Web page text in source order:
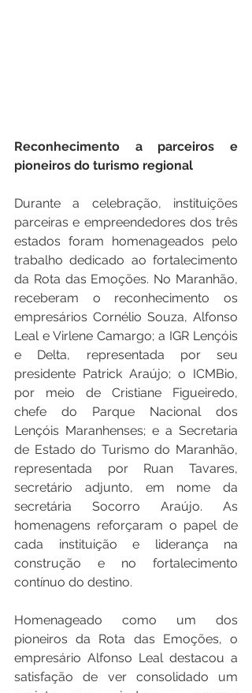
Reconhecimento a parceiros e
pioneiros do turismo regional
Durante a celebração, instituições
parceiras e empreendedores dos três
estados foram homenageados pelo
trabalho dedicado ao fortalecimento
da Rota das Emoções. No Maranhão,
receberam o reconhecimento os
empresários Cornélio Souza, Alfonso
Leal e Virlene Camargo; a IGR Lençóis
e Delta, representada por seu
presidente Patrick Araújo; o ICMBio,
por meio de Cristiane Figueiredo,
chefe do Parque Nacional dos
Lençóis Maranhenses; e a Secretaria
de Estado do Turismo do Maranhão,
representada por Ruan Tavares,
secretário adjunto, em nome da
secretária Socorro Araújo. As
homenagens reforçaram o papel de
cada instituição e liderança na
construção e no fortalecimento
contínuo do destino.
Homenageado como um dos
pioneiros da Rota das Emoções, o
empresário Alfonso Leal destacou a
satisfação de ver consolidado um